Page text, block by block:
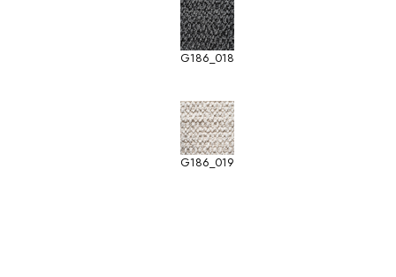
G186_018
G186_019